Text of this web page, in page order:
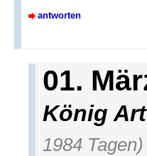
antworten
01.
König
1984 Tagen)